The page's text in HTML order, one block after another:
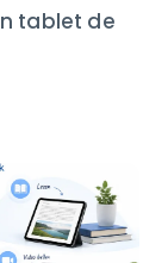
tablet de